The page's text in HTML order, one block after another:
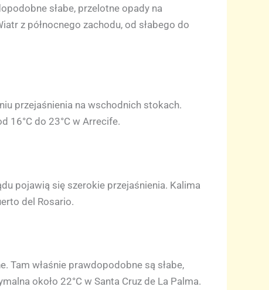
słabe, przelotne opady na
z północnego zachodu, od słabego do
przejaśnienia na wschodnich stokach.
16°C do 23°C w Arrecife.
pojawią się szerokie przejaśnienia. Kalima
del Rosario.
Tam właśnie prawdopodobne są słabe,
około 22°C w Santa Cruz de La Palma.